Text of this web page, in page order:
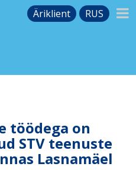
Äriklient RUS
töödega on
STV teenuste
Lasnamäel